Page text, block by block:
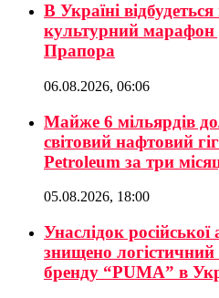
В Україні
культурний марафон
Прапора
06.08.2026, 06:06
Майже 6 мільярдів
світовий нафтовий
Petroleum за три
05.08.2026, 18:00
Унаслідок
знищено
бренду “PUMA” в